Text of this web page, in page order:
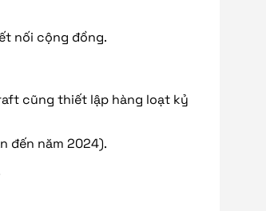
nối cộng đồng.
cũng thiết lập hàng loạt kỷ
đến năm 2024).